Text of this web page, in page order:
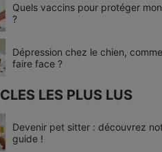
Quels vaccins pour protéger
?
Dépression chez le chien,
faire face ?
LES PLUS LUS
Devenir pet sitter : découvrez
guide !